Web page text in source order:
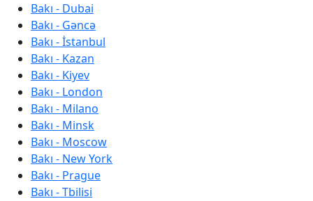
Bakı - Dubai
Bakı - Gəncə
Bakı - İstanbul
Bakı - Kazan
Bakı - Kiyev
Bakı - London
Bakı - Milano
Bakı - Minsk
Bakı - Moscow
Bakı - New York
Bakı - Prague
Bakı - Tbilisi